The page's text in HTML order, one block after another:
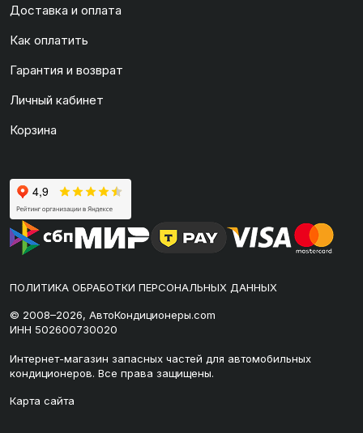
Доставка и оплата
Как оплатить
Гарантия и возврат
Личный кабинет
Корзина
ПОЛИТИКА ОБРАБОТКИ ПЕРСОНАЛЬНЫХ ДАННЫХ
© 2008–2026, АвтоКондиционеры.com
ИНН 502600730020
Интернет-магазин запасных частей для автомобильных
кондиционеров. Все права защищены.
Карта сайта